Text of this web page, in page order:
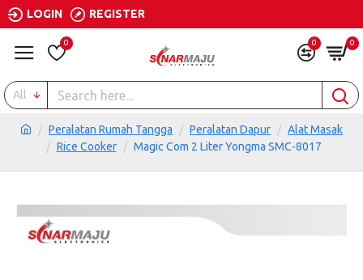
LOGIN REGISTER
0 0 0
All
Peralatan Rumah Tangga Peralatan Dapur
Alat Masak
Rice Cooker
Magic Com 2 Liter Yongma SMC-8017